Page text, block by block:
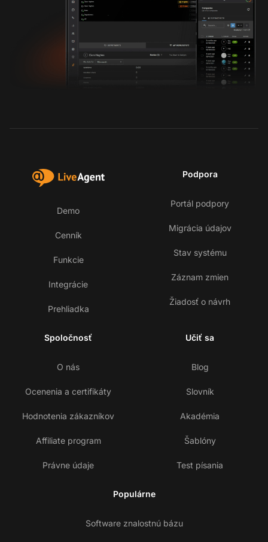
Demo
Cenník
Funkcie
Integrácie
Prehliadka
Podpora
Portál podpory
Migrácia údajov
Stav systému
Záznam zmien
Žiadosť o návrh
Spoločnosť
O nás
Ocenenia a certifikáty
Hodnotenia zákazníkov
Affiliate program
Právne údaje
Učiť sa
Blog
Slovník
Akadémia
Šablóny
Test písania
Populárne
Software znalostnú bázu